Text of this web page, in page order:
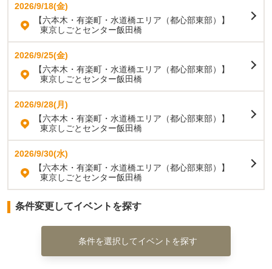
2026/9/18(金)
【六本木・有楽町・水道橋エリア（都心部東部）】
東京しごとセンター飯田橋
2026/9/25(金)
【六本木・有楽町・水道橋エリア（都心部東部）】
東京しごとセンター飯田橋
2026/9/28(月)
【六本木・有楽町・水道橋エリア（都心部東部）】
東京しごとセンター飯田橋
2026/9/30(水)
【六本木・有楽町・水道橋エリア（都心部東部）】
東京しごとセンター飯田橋
条件変更してイベントを探す
条件を選択してイベントを探す